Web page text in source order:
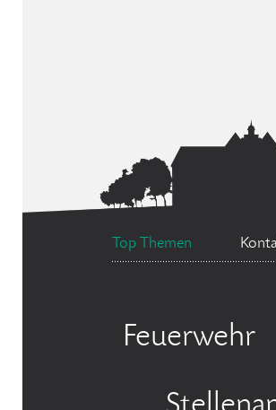
Top Themen
Feuerwehr